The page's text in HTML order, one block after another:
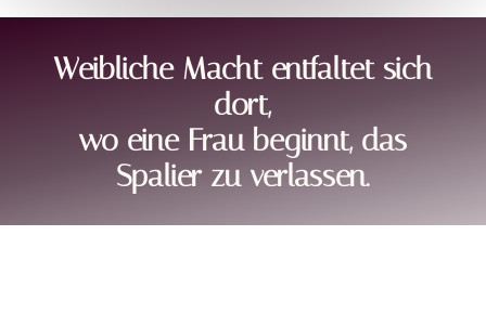
Weibliche Macht entfaltet sich
dort,
wo eine Frau beginnt, das
Spalier zu verlassen.